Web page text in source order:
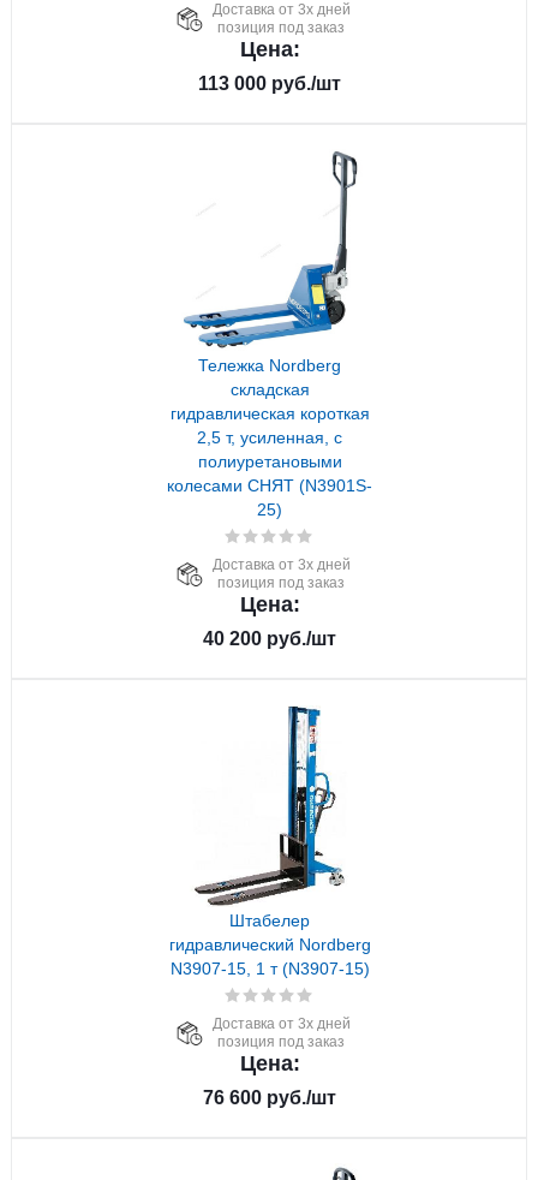
Доставка от 3х дней
позиция под заказ
Цена:
113 000 руб./шт
Тележка Nordberg
складская
гидравлическая короткая
2,5 т, усиленная, с
полиуретановыми
колесами СНЯТ (N3901S-
25)
Доставка от 3х дней
позиция под заказ
Цена:
40 200 руб./шт
Штабелер
гидравлический Nordberg
N3907-15, 1 т (N3907-15)
Доставка от 3х дней
позиция под заказ
Цена:
76 600 руб./шт